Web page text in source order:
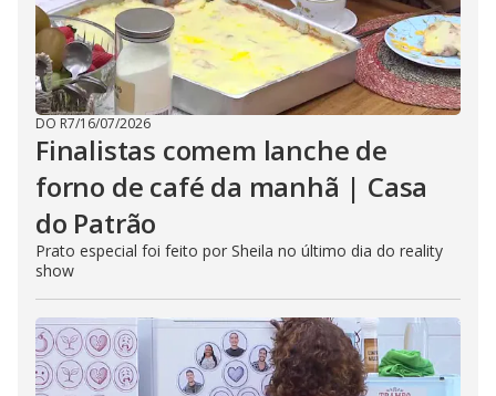
DO R7/16/07/2026
Finalistas comem lanche de
forno de café da manhã | Casa
do Patrão
Prato especial foi feito por Sheila no último dia do reality
show